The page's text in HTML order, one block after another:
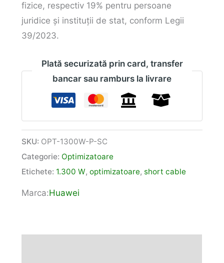
fizice, respectiv 19% pentru persoane
juridice și instituții de stat, conform Legii
39/2023.
Plată securizată prin card, transfer
bancar sau ramburs la livrare
SKU: OPT-1300W-P-SC
Categorie: Optimizatoare
Etichete: 1.300 W,optimizatoare, short cable
Marca:Huawei